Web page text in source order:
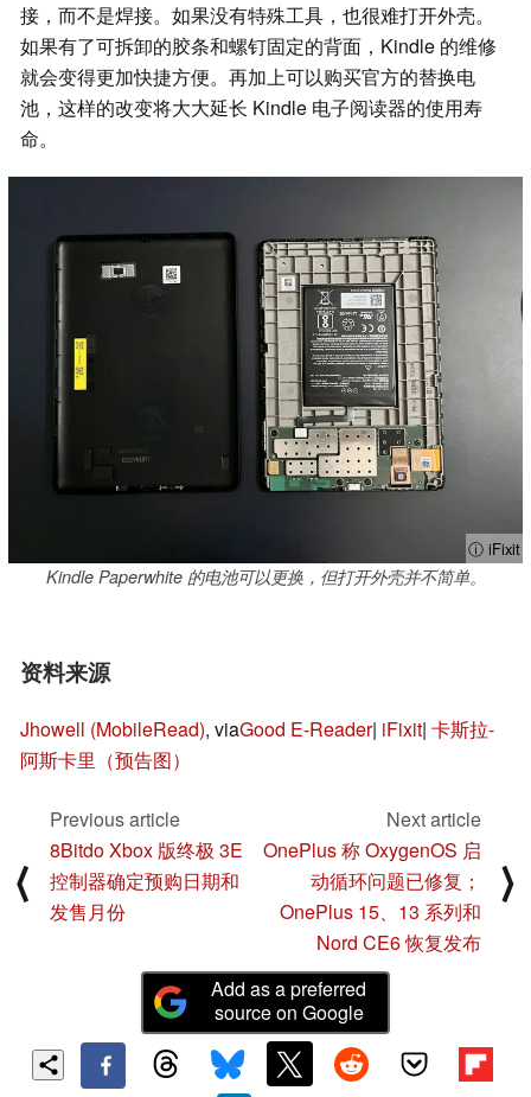
接，而不是焊接。如果没有特殊工具，也很难打开外壳。
如果有了可拆卸的胶条和螺钉固定的背面，Kindle 的维修
就会变得更加快捷方便。再加上可以购买官方的替换电
池，这样的改变将大大延长 Kindle 电子阅读器的使用寿
命。
ⓘ iFixit
Kindle Paperwhite 的电池可以更换，但打开外壳并不简单。
资料来源
Jhowell (MobileRead), viaGood E-Reader| iFixit| 卡斯拉-
阿斯卡里（预告图）
⟨
Previous article
8Bitdo Xbox 版终极 3E
控制器确定预购日期和
发售月份
Next article
OnePlus 称 OxygenOS 启
动循环问题已修复；
OnePlus 15、13 系列和
Nord CE6 恢复发布
⟩
Add as a preferred
source on Google